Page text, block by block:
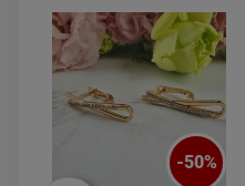
-50%